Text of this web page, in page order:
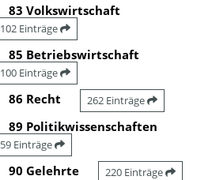
83 Volkswirtschaft
102 Einträge
85 Betriebswirtschaft
100 Einträge
86 Recht 262 Einträge
89 Politikwissenschaften
59 Einträge
90 Gelehrte 220 Einträge